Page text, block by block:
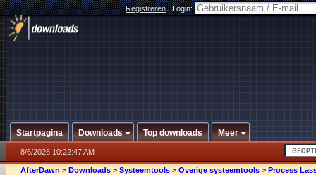
Registreren|Login:
Startpagina Downloads Top downloads Meer
8/6/2026 10:22:47 AM
AfterDawn > Downloads > Systeemtools > Overige systeemtools > Process